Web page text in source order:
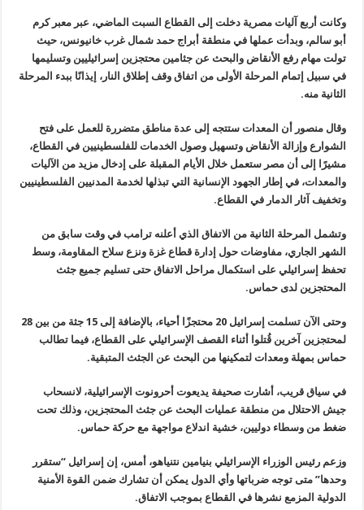
وكانت أربع آليات مصرية دخلت إلى القطاع السبت الماضي، عبر معبر كرم
أبو سالم، وبدأت عملها في منطقة أبراج حمد شمال غرب خانيونس، حيث
تولت مهام رفع الأنقاض والبحث عن جثامين محتجزين إسرائيليين وتسليمها
في سبيل إتمام المرحلة الأولى من اتفاق وقف إطلاق النار، إيذانًا ببدء المرحلة
الثانية منه.
وقال منصور أن المعدات ستتجه إلى عدة مناطق متضررة للعمل على فتح
الشوارع وإزالة الأنقاض وتسهيل وصول الخدمات للفلسطينيين في القطاع،
مشيرًا إلى أن مصر ستعمل خلال الأيام المقبلة على إدخال مزيد من الآليات
والمعدات، في إطار
الجهود الإنسانية التي تبذلها لخدمة المدنيين الفلسطينيين
وتخفيف آثار
الدمار في القطاع.
وتشمل المرحلة الثانية من الاتفاق الذي أعلنه ترامب في وقت سابق من
الشهر الجاري، مفاوضات حول إدارة قطاع غزة ونزع سلاح المقاومة، وسط
تحفظ إسرائيلي على استكمال مراحل الاتفاق حتى تسليم جميع جثث
المحتجزين لدى حماس.
وحتى الآن
تسلمت إسرائيل 20 محتجزًا أحياء، بالإضافة إلى 15 جثة من بين 28
لمحتجزين آخرين قُتلوا أثناء القصف الإسرائيلي على القطاع، فيما تطالب
حماس بمهلة ومعدات لتمكينها من البحث عن الجثث المتبقية.
في سياق قريب، أشارت صحيفة يديعوت أحرونوت الإسرائيلية، لانسحاب
جيش الاحتلال من منطقة عمليات البحث عن جثث المحتجزين، وذلك تحت
ضغط من وسطاء دوليين، خشية اندلاع مواجهة مع حركة حماس.
وزعم رئيس الوزراء الإسرائيلي بنيامين نتنياهو، أمس، إن إسرائيل “ستقرر
وحدها” متى توجه ضرباتها وأي الدول يمكن أن تشارك ضمن القوة الأمنية
الدولية المزمع نشرها في القطاع بموجب الاتفاق.